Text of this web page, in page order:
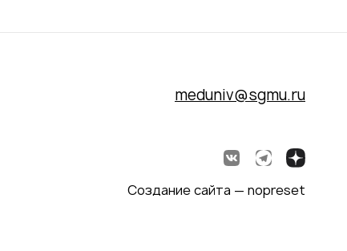
meduniv@sgmu.ru
Создание сайта — nopreset